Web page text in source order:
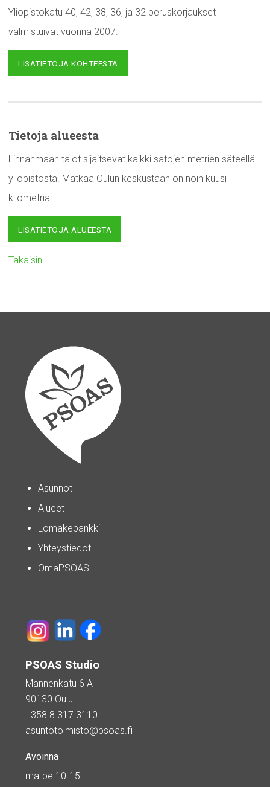
Yliopistokatu 40, 42, 38, 36, ja 32 peruskorjaukset
valmistuivat vuonna 2007.
LISÄTIETOJA KOHTEESTA
Tietoja alueesta
Linnanmaan talot sijaitsevat kaikki satojen metrien säteellä
yliopistosta. Matkaa Oulun keskustaan on noin kuusi
kilometriä.
LISÄTIETOJA ALUEESTA
Takaisin
Asunnot
Alueet
Lomakepankki
Yhteystiedot
OmaPSOAS
PSOAS Studio
Mannenkatu 6 A
90130 Oulu
+358 8 317 3110
asuntotoimisto@psoas.fi
Avoinna
ma-pe 10-15